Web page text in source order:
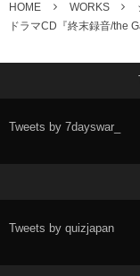
HOME WORKS
ドラマCD『終末録音/the
Tweets by 7dayswar_
Tweets by quizjapan